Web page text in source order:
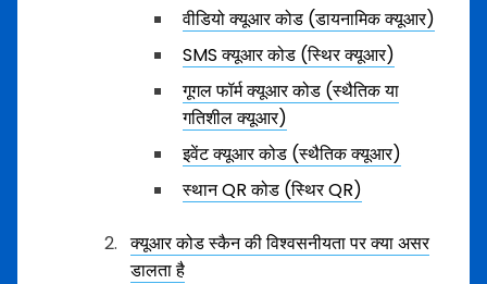
वीडियो क्यूआर कोड (डायनामिक क्यूआर)
SMS क्यूआर कोड (स्थिर क्यूआर)
गूगल फॉर्म क्यूआर कोड (स्थैतिक या
गतिशील क्यूआर)
इवेंट क्यूआर कोड (स्थैतिक क्यूआर)
स्थान QR कोड (स्थिर QR)
क्यूआर कोड स्कैन की विश्वसनीयता पर क्या असर
डालता है